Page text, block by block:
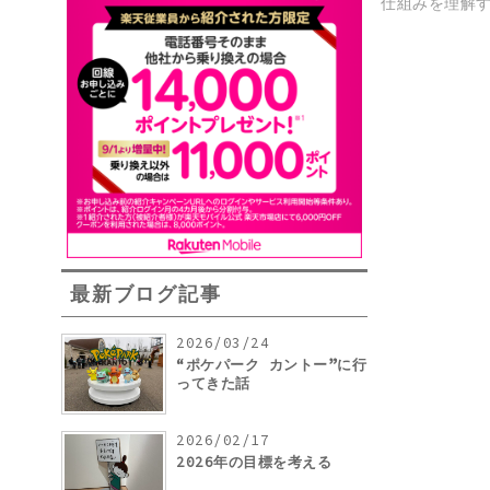
最新ブログ記事
2026/03/24
“ポケパーク カントー”に行
ってきた話
2026/02/17
2026年の目標を考える